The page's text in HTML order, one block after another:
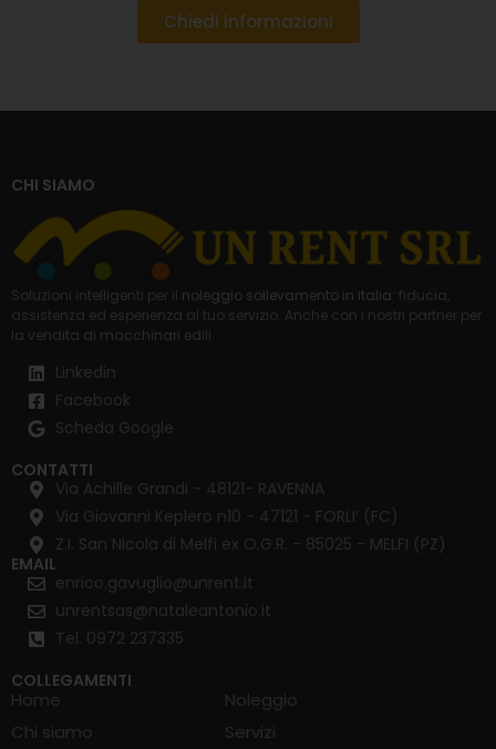
Chiedi informazioni
CHI SIAMO
Soluzioni intelligenti per il noleggio sollevamento in italia : fiducia,
assistenza ed esperienza al tuo servizio. Anche con i nostri partner per
la vendita di macchinari edili
Linkedin
Facebook
Scheda Google
CONTATTI
Via Achille Grandi - 48121- RAVENNA
Via Giovanni Keplero n10 - 47121 - FORLI’ (FC)
Z.I. San Nicola di Melfi ex O.G.R. - 85025 - MELFI (PZ)
EMAIL
enrico.gavuglio@unrent.it
unrentsas@nataleantonio.it
Tel. 0972 237335
COLLEGAMENTI
Home
Chi siamo
Noleggio
Servizi